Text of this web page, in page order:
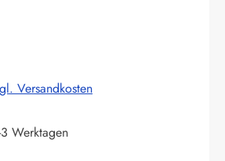
Versandkosten
Werktagen